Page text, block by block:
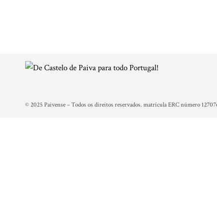
© 2025 Paivense – Todos os direitos reservados. matrícula ERC número